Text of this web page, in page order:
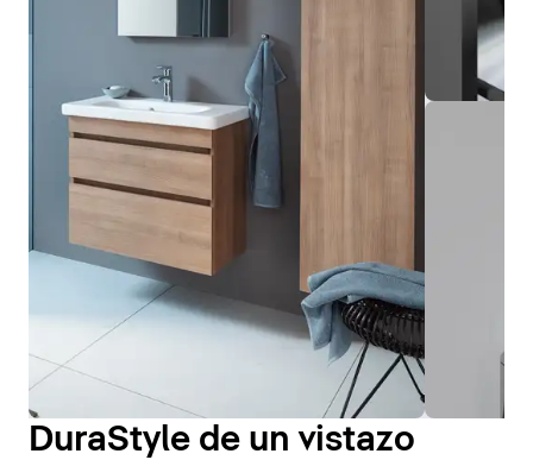
DuraStyle de un vistazo